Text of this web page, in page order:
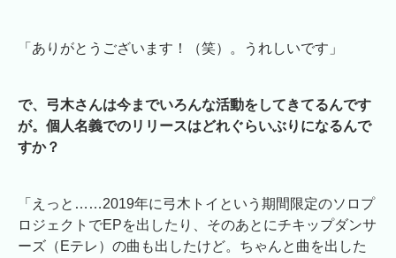
「ありがとうございます！（笑）。うれしいです」
で、弓木さんは今までいろんな活動をしてきてるんです
が。個人名義でのリリースはどれぐらいぶりになるんで
すか？
「えっと……2019年に弓木トイという期間限定のソロプ
ロジェクトでEPを出したり、そのあとにチキップダンサ
ーズ（Eテレ）の曲も出したけど。ちゃんと曲を出した